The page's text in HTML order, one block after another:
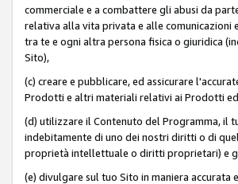
commerciale e a combattere gli abusi da
relativa alla vita privata e alle comunicazioni
tra te e ogni altra persona fisica o giuridica
Sito),
(c) creare e pubblicare, ed assicurare
Prodotti e altri materiali relativi ai Prodotti
(d) utilizzare il Contenuto del Programma, il
indebitamente di uno dei nostri diritti o di
proprietà intellettuale o diritti proprietari) e
(e) divulgare sul tuo Sito in maniera